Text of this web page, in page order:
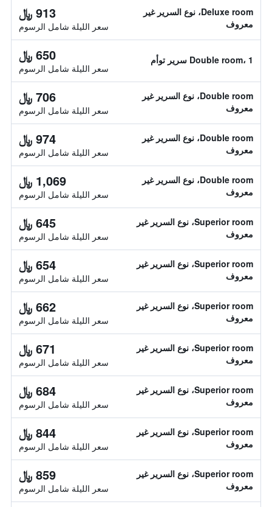
Deluxe room، نوع السرير غير
معروف
913 ﷼
سعر الليلة شامل الرسوم
Double room، 1 سرير توأم 650 ﷼
سعر الليلة شامل الرسوم
Double room، نوع السرير غير
معروف
706 ﷼
سعر الليلة شامل الرسوم
Double room، نوع السرير غير
معروف
974 ﷼
سعر الليلة شامل الرسوم
Double room، نوع السرير غير
معروف
1,069 ﷼
سعر الليلة شامل الرسوم
Superior room، نوع السرير غير
معروف
645 ﷼
سعر الليلة شامل الرسوم
Superior room، نوع السرير غير
معروف
654 ﷼
سعر الليلة شامل الرسوم
Superior room، نوع السرير غير
معروف
662 ﷼
سعر الليلة شامل الرسوم
Superior room، نوع السرير غير
معروف
671 ﷼
سعر الليلة شامل الرسوم
Superior room، نوع السرير غير
معروف
684 ﷼
سعر الليلة شامل الرسوم
Superior room، نوع السرير غير
معروف
844 ﷼
سعر الليلة شامل الرسوم
Superior room، نوع السرير غير
معروف
859 ﷼
سعر الليلة شامل الرسوم